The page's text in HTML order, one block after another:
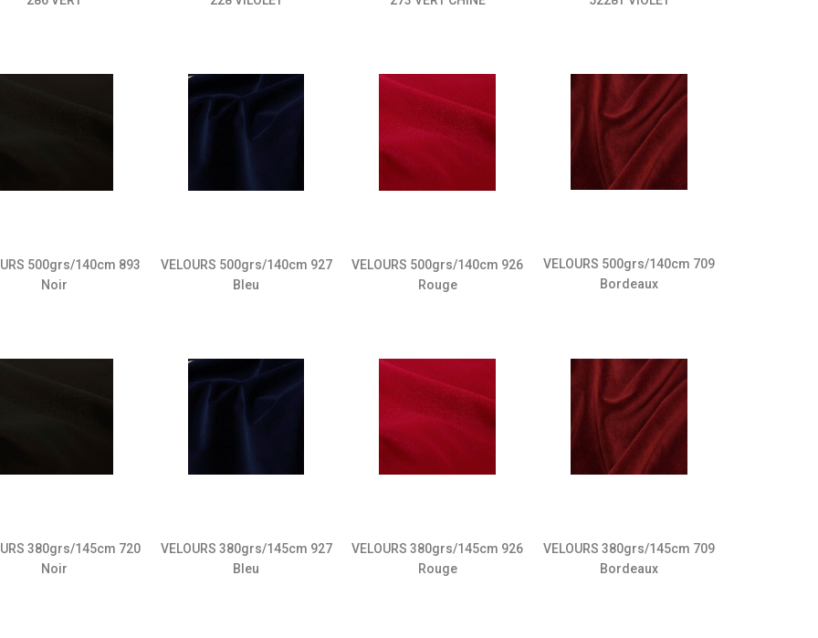
500grs/140cm 893
Noir
VELOURS 500grs/140cm 927
Bleu
VELOURS 500grs/140cm 926
Rouge
VELOURS 500grs/140cm 709
Bordeaux
380grs/145cm 720
Noir
VELOURS 380grs/145cm 927
Bleu
VELOURS 380grs/145cm 926
Rouge
VELOURS 380grs/145cm 709
Bordeaux